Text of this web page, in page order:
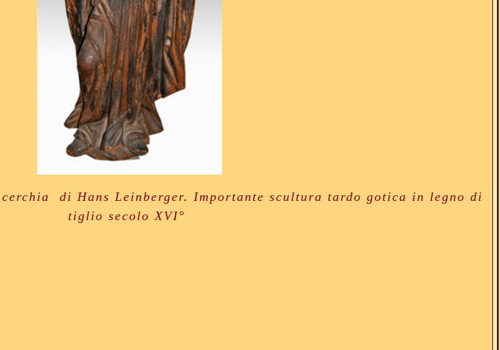
di Hans Leinberger. Importante scultura tardo gotica in legno di
tiglio secolo XVI°